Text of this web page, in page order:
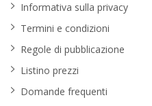
Informativa sulla privacy
Termini e condizioni
Regole di pubblicazione
Listino prezzi
Domande frequenti